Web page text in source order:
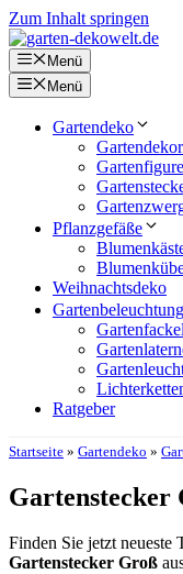
Zum Inhalt springen
Menü
Menü
Gartendeko
Pflanzgefäße
Weihnachtsdeko
Gartenbeleuchtung
Gartenfackel
Ratgeber
Startseite » Gartendeko »
Gartenstecker
Finden Sie jetzt neueste
Gartenstecker Groß